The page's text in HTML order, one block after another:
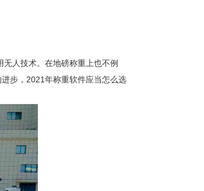
人技术。在地磅称重上也不例
步，2021年称重软件应当怎么选